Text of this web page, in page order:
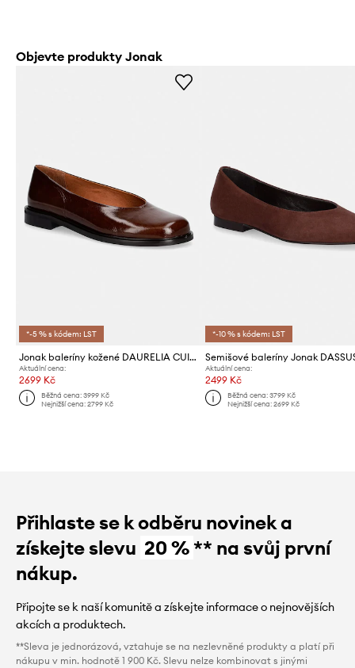
Objevte produkty Jonak
*-5 % s kódem: LST
Jonak baleríny kožené DAURELIA CUIR
Aktuální cena:
2699 Kč
Běžná cena:3999 Kč
Nejnižší cena:2799 Kč
*-10 % s kódem: LST
Aktuální cena:
2499 Kč
Běžná cena: 3799 Kč
Nejnižší cena: 2699 Kč
Přihlaste se k odběru novinek a
získejte slevu 20 %** na svůj první
nákup.
Připojte se k naší komunitě a získejte informace o nejnovějších
akcích a produktech.
**Sleva je jednorázová, vztahuje se na nezlevněné produkty a platí při
nákupu v min. hodnotě 1 900 Kč. Slevu nelze kombinovat s jinými